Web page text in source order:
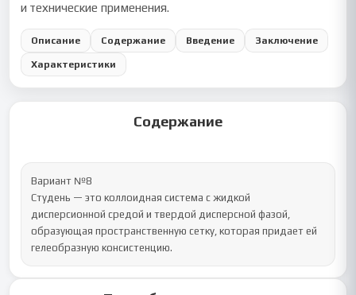
и технические применения.
Описание Содержание Введение Заключение
Характеристики
Содержание
Вариант №8
Студень — это коллоидная система с жидкой
дисперсионной средой и твердой дисперсной фазой,
образующая пространственную сетку, которая придает ей
гелеобразную консистенцию.